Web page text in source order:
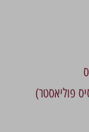
פוליאסטר)